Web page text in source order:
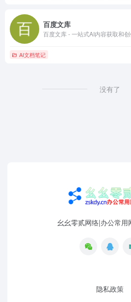
百度文库
百度文库 - 一站式AI内容获取和
AI文档笔记
没有了
幺幺零贰网络|办公常用
隐私政策